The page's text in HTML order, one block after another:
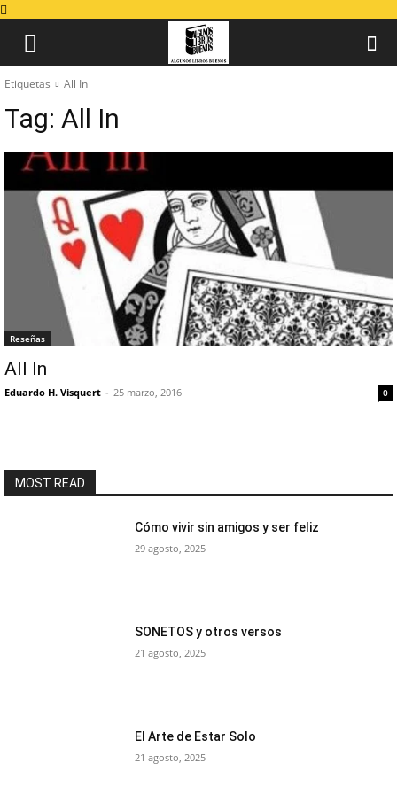
Etiquetas All In
Tag: All In
Reseñas
All In
Eduardo H. Visquert - 25 marzo, 2016 0
MOST READ
Cómo vivir sin amigos y ser feliz
29 agosto, 2025
SONETOS y otros versos
21 agosto, 2025
El Arte de Estar Solo
21 agosto, 2025